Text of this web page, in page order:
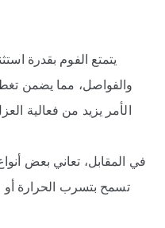
يتمتع الفوم بقدرة
والفواصل، مما يضمن
الأمر يزيد من فعالية
في المقابل، تعاني بعض
تسمح بتسرب الحرارة أو